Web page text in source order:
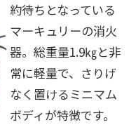
約待ちとなっている
マーキュリーの消火
器。総重量1.9㎏と非
常に軽量で、さりげ
なく置けるミニマム
ボディが特徴です。